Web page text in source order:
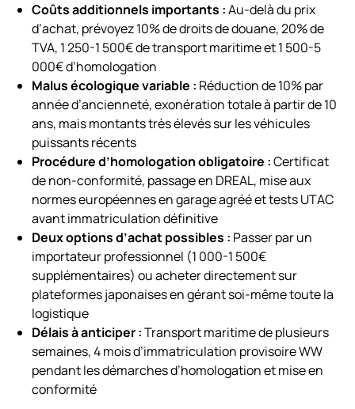
Coûts additionnels importants :Au-delà du prix
d’achat, prévoyez 10% de droits de douane, 20% de
TVA, 1 250-1 500€ de transport maritime et 1 500-5
000€ d’homologation
Malus écologique variable : Réduction de 10% par
année d’ancienneté, exonération totale à partir de 10
ans, mais montants très élevés sur les véhicules
puissants récents
Procédure d’homologation obligatoire :Certificat
de non-conformité, passage en DREAL, mise aux
normes européennes en garage agréé et tests UTAC
avant immatriculation définitive
Deux options d’achat possibles : Passer par un
importateur professionnel (1 000-1 500€
supplémentaires) ou acheter directement sur
plateformes japonaises en gérant soi-même toute la
logistique
Délais à anticiper :Transport maritime de plusieurs
semaines, 4 mois d’immatriculation provisoire WW
pendant les démarches d’homologation et mise en
conformité